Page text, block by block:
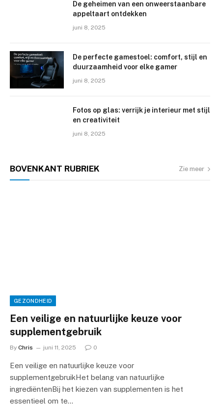
De geheimen van een onweerstaanbare
appeltaart ontdekken
juni 8, 2025
De perfecte gamestoel: comfort, stijl en
duurzaamheid voor elke gamer
juni 8, 2025
Fotos op glas: verrijk je interieur met stijl
en creativiteit
juni 8, 2025
BOVENKANT RUBRIEK Zie meer
GEZONDHEID
Een veilige en natuurlijke keuze voor
supplementgebruik
By Chris juni 11, 2025 0
Een veilige en natuurlijke keuze voor
supplementgebruikHet belang van natuurlijke
ingrediëntenBij het kiezen van supplementen is het
essentieel om te…